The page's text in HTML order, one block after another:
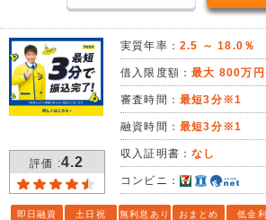
評価 :4.2
実質年率： 2.5 ～ 18.0％
借入限度額：最大 800万円
審査時間： 最短3分※1
融資時間： 最短3分※1
収入証明書：なし
コンビニ：
即日融資 土日祝 無利息あり おまとめ 低金利